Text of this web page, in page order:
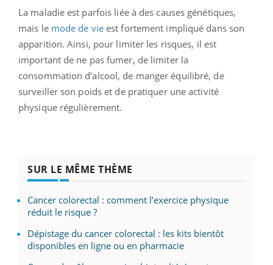
La maladie est parfois liée à des causes génétiques,
mais le mode de vieest fortement impliqué dans son
apparition. Ainsi, pour limiter les risques, il est
important de ne pas fumer, de limiter la
consommation d’alcool, de manger équilibré, de
surveiller son poids et de pratiquer une activité
physique régulièrement.
SUR LE MÊME THÈME
Cancer colorectal : comment l’exercice physique
réduit le risque ?
Dépistage du cancer colorectal : les kits bientôt
disponibles en ligne ou en pharmacie